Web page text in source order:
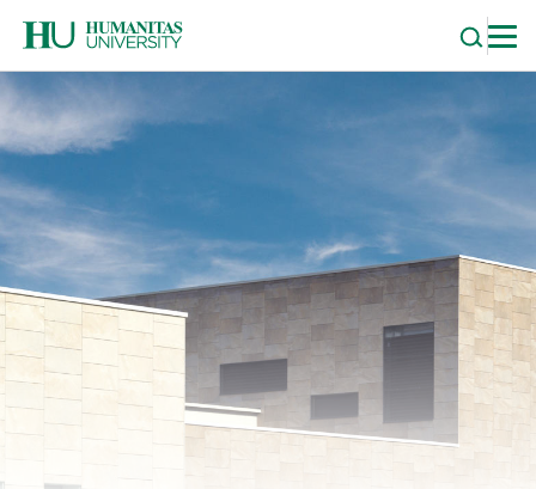
content